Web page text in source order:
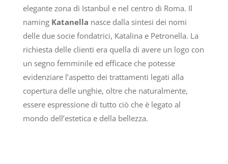
elegante zona di Istanbul e nel centro di Roma. Il
naming Katanella nasce dalla sintesi dei nomi
delle due socie fondatrici, Katalina e Petronella. La
richiesta delle clienti era quella di avere un logo con
un segno femminile ed efficace che potesse
evidenziare l’aspetto dei trattamenti legati alla
copertura delle unghie, oltre che naturalmente,
essere espressione di tutto ciò che è legato al
mondo dell’estetica e della bellezza.